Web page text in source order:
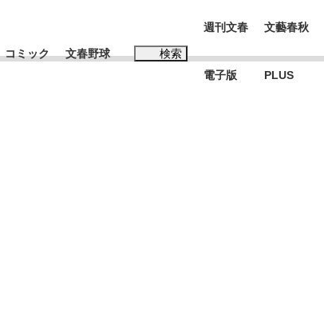
コミック 文春野球 検索
週刊文春
電子版
文藝春秋
PLUS